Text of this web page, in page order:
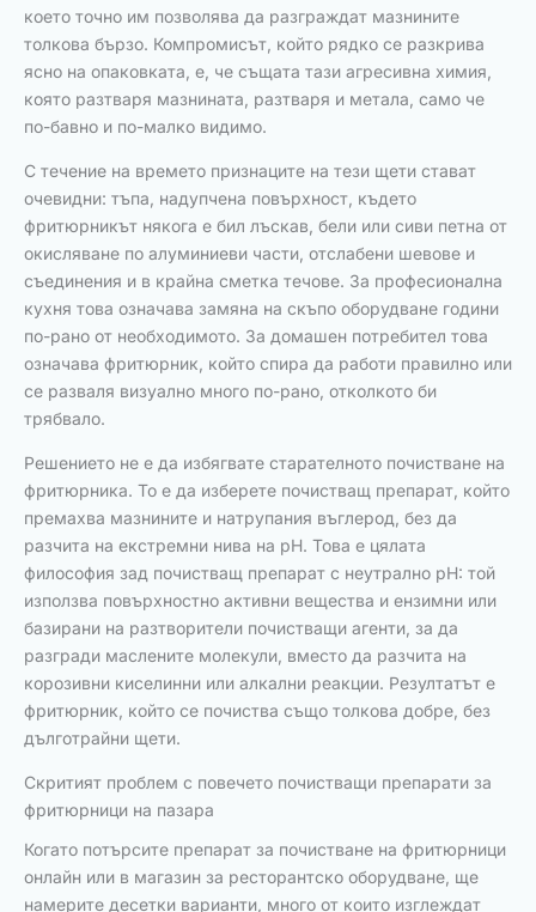
което точно им позволява да разграждат мазнините
толкова бързо. Компромисът, който рядко се разкрива
ясно на опаковката, е, че същата тази агресивна химия,
която разтваря мазнината, разтваря и метала, само че
по-бавно и по-малко видимо.
С течение на времето признаците на тези щети стават
очевидни: тъпа, надупчена повърхност, където
фритюрникът някога е бил лъскав, бели или сиви петна от
окисляване по алуминиеви части, отслабени шевове и
съединения и в крайна сметка течове. За професионална
кухня това означава замяна на скъпо оборудване години
по-рано от необходимото. За домашен потребител това
означава фритюрник, който спира да работи правилно или
се разваля визуално много по-рано, отколкото би
трябвало.
Решението не е да избягвате старателното почистване на
фритюрника. То е да изберете почистващ препарат, който
премахва мазнините и натрупания въглерод, без да
разчита на екстремни нива на pH. Това е цялата
философия зад почистващ препарат с неутрално pH: той
използва повърхностно активни вещества и ензимни или
базирани на разтворители почистващи агенти, за да
разгради маслените молекули, вместо да разчита на
корозивни киселинни или алкални реакции. Резултатът е
фритюрник, който се почиства също толкова добре, без
дълготрайни щети.
Скритият проблем с повечето почистващи препарати за
фритюрници на пазара
Когато потърсите препарат за почистване на фритюрници
онлайн или в магазин за ресторантско оборудване, ще
намерите десетки варианти, много от които изглеждат